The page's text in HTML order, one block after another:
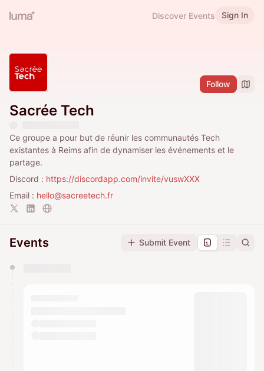
Discover Events Sign In
Follow
Sacrée Tech
Ce groupe a pour but de réunir les communautés Tech
existantes à Reims afin de dynamiser les événements et le
partage.
Discord : https://discordapp.com/invite/vuswXXX
Email : hello@sacreetech.fr
Events Submit Event